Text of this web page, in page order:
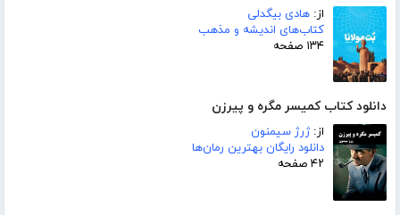
از: هادی بیگدلی
کتاب‌های اندیشه و مذهب
۱۳۴ صفحه
دانلود کتاب کمیسر مگره و پیرزن
از:ژرژ سیمنون
دانلود رایگان بهترین رمان‌ها
۴۲ صفحه